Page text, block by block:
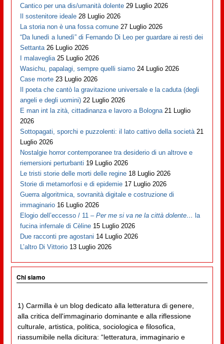
Cantico per una dis/umanità dolente 29 Luglio 2026
Il sostenitore ideale 28 Luglio 2026
La storia non è una fossa comune 27 Luglio 2026
“Da lunedì a lunedì” di Fernando Di Leo per guardare ai resti dei
Settanta 26 Luglio 2026
I malaveglia 25 Luglio 2026
Wasichu, papalagi, sempre quelli siamo 24 Luglio 2026
Case morte 23 Luglio 2026
Il poeta che cantò la gravitazione universale e la caduta (degli
angeli e degli uomini) 22 Luglio 2026
E man int la zità, cittadinanza e lavoro a Bologna 21 Luglio
2026
Sottopagati, sporchi e puzzolenti: il lato cattivo della società 21
Luglio 2026
Nostalgie horror contemporanee tra desiderio di un altrove e
riemersioni perturbanti 19 Luglio 2026
Le tristi storie delle morti delle regine 18 Luglio 2026
Storie di metamorfosi e di epidemie 17 Luglio 2026
Guerra algoritmica, sovranità digitale e costruzione di
immaginario 16 Luglio 2026
Elogio dell’eccesso / 11 –Per me si va ne la città dolente… la
fucina infernale di Cèline 15 Luglio 2026
Due racconti pre agostani 14 Luglio 2026
L’altro Di Vittorio 13 Luglio 2026
Chi siamo
1) Carmilla è un blog dedicato alla letteratura di genere,
alla critica dell'immaginario dominante e alla riflessione
culturale, artistica, politica, sociologica e filosofica,
riassumibile nella dicitura: “letteratura, immaginario e